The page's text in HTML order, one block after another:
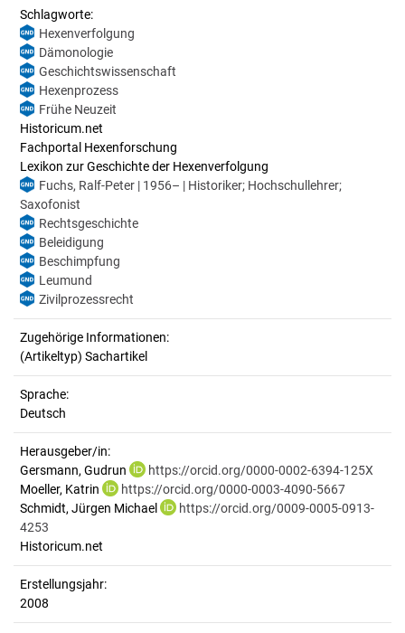
Schlagworte:
Hexenverfolgung
Dämonologie
Geschichtswissenschaft
Hexenprozess
Frühe Neuzeit
Historicum.net
Fachportal Hexenforschung
Lexikon zur Geschichte der Hexenverfolgung
Fuchs, Ralf-Peter | 1956– | Historiker; Hochschullehrer;
Saxofonist
Rechtsgeschichte
Beleidigung
Beschimpfung
Leumund
Zivilprozessrecht
Zugehörige Informationen:
(Artikeltyp) Sachartikel
Sprache:
Deutsch
Herausgeber/in:
Gersmann, Gudrun
https://orcid.org/0000-0002-6394-125X
Moeller, Katrin
https://orcid.org/0000-0003-4090-5667
Schmidt, Jürgen Michael
https://orcid.org/0009-0005-0913-
4253
Historicum.net
Erstellungsjahr:
2008